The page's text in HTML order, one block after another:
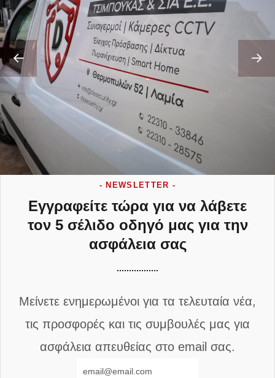
- NEWSLETTER -
Εγγραφείτε τώρα για να λάβετε
τον 5 σέλιδο οδηγό μας για την
ασφάλεια σας
Μείνετε ενημερωμένοι για τα τελευταία νέα,
τις προσφορές και τις συμβουλές μας για
ασφάλεια απευθείας στο email σας.